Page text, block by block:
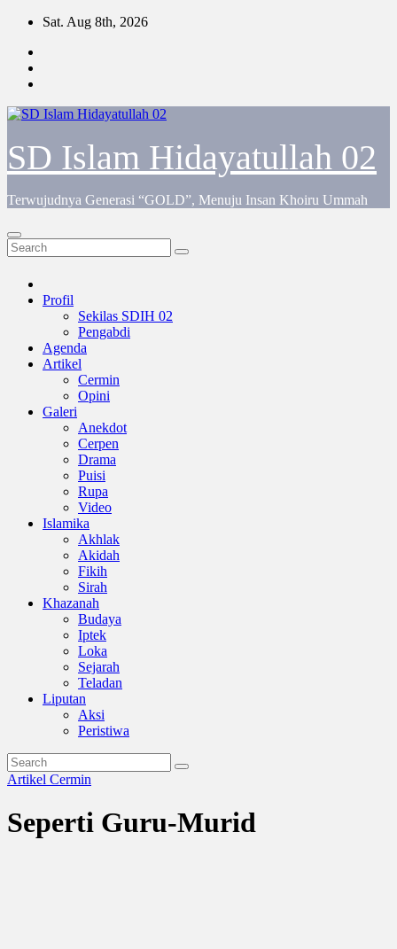
Skip
content
Sat. Aug 8th, 2026
SD Islam Hidayatullah 02
Terwujudnya Generasi “GOLD”, Menuju Insan Khoiru Ummah
Profil
Sekilas SDIH 02
Pengabdi
Agenda
Artikel
Cermin
Opini
Galeri
Anekdot
Cerpen
Drama
Puisi
Rupa
Video
Islamika
Akhlak
Akidah
Fikih
Sirah
Khazanah
Budaya
Iptek
Loka
Sejarah
Teladan
Liputan
Aksi
Peristiwa
Artikel Cermin
Seperti Guru-Murid